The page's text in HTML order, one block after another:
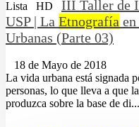
Lista HD
III Taller de
USP | La Etnografía
Urbanas (Parte 03)
18 de Mayo de 2018
La vida urbana está signada
personas, lo que lleva a que
produzca sobre la base de di...